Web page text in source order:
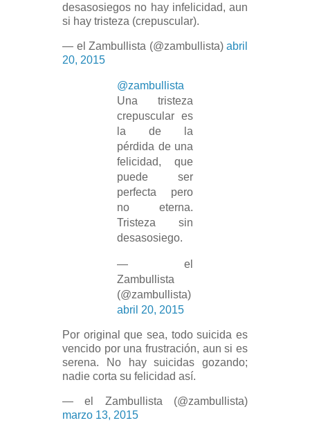
desasosiegos no hay infelicidad, aun
si hay tristeza (crepuscular).
— el Zambullista (@zambullista) abril
20, 2015
@zambullista
Una tristeza
crepuscular es
la de la
pérdida de una
felicidad, que
puede ser
perfecta pero
no eterna.
Tristeza sin
desasosiego.
— el
Zambullista
(@zambullista)
abril 20, 2015
Por original que sea, todo suicida es
vencido por una frustración, aun si es
serena. No hay suicidas gozando;
nadie corta su felicidad así.
— el Zambullista (@zambullista)
marzo 13, 2015